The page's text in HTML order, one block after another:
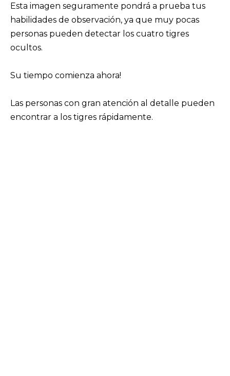
Esta imagen seguramente pondrá a prueba tus
habilidades de observación, ya que muy pocas
personas pueden detectar los cuatro tigres
ocultos.
Su tiempo comienza ahora!
Las personas con gran atención al detalle pueden
encontrar a los tigres rápidamente.